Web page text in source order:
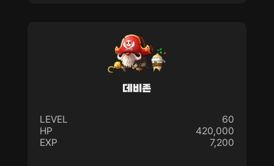
데비존
LEVEL
60
HP
420,000
EXP
7,200